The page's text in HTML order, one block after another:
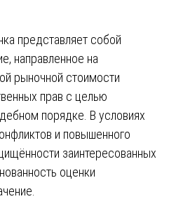
представляет собой
направленное на
рыночной стоимости
прав с целью
порядке. В условиях
и повышенного
заинтересованных
оценки